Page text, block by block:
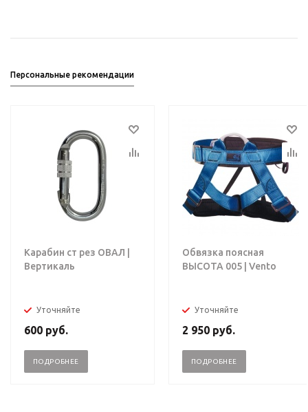
Персональные рекомендации
Карабин ст рез ОВАЛ |
Вертикаль
Уточняйте
600 руб.
ПОДРОБНЕЕ
Обвязка поясная
ВЫСОТА 005 | Vento
Уточняйте
2 950 руб.
ПОДРОБНЕЕ